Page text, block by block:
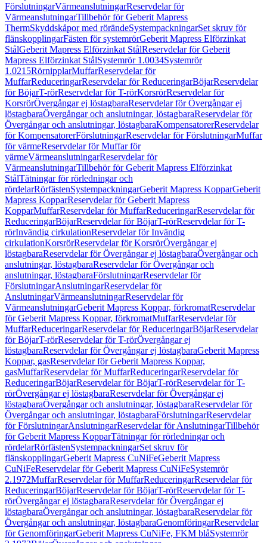
FörslutningarVärmeanslutningarReservdelar för
VärmeanslutningarTillbehör för Geberit Mapress
ThermSkyddskåpor med rörändeSystempackningarSet skruv för
flänskopplingarFästen för systemrörGeberit Mapress Elförzinkat
StålGeberit Mapress Elförzinkat StålReservdelar för Geberit
Mapress Elförzinkat StålSystemrör 1.0034Systemrör
1.0215RörnipplarMuffarReservdelar för
MuffarReduceringarReservdelar för ReduceringarBöjarReservdelar
för BöjarT-rörReservdelar för T-rörKorsrörReservdelar för
KorsrörÖvergångar ej löstagbaraReservdelar för Övergångar ej
löstagbaraÖvergångar och anslutningar, löstagbaraReservdelar för
Övergångar och anslutningar, löstagbaraKompensatorerReservdelar
för KompensatorerFörslutningarReservdelar för FörslutningarMuffar
för värmeReservdelar för Muffar för
värmeVärmeanslutningarReservdelar för
VärmeanslutningarTillbehör för Geberit Mapress Elförzinkat
StålTätningar för rörledningar och
rördelarRörfästenSystempackningarGeberit Mapress KopparGeberit
Mapress KopparReservdelar för Geberit Mapress
KopparMuffarReservdelar för MuffarReduceringarReservdelar för
ReduceringarBöjarReservdelar för BöjarT-rörReservdelar för T-
rörInvändig cirkulationReservdelar för Invändig
cirkulationKorsrörReservdelar för KorsrörÖvergångar ej
löstagbaraReservdelar för Övergångar ej löstagbaraÖvergångar och
anslutningar, löstagbaraReservdelar för Övergångar och
anslutningar, löstagbaraFörslutningarReservdelar för
FörslutningarAnslutningarReservdelar för
AnslutningarVärmeanslutningarReservdelar för
VärmeanslutningarGeberit Mapress Koppar, förkromatReservdelar
för Geberit Mapress Koppar, förkromatMuffarReservdelar för
MuffarReduceringarReservdelar för ReduceringarBöjarReservdelar
för BöjarT-rörReservdelar för T-rörÖvergångar ej
löstagbaraReservdelar för Övergångar ej löstagbaraGeberit Mapress
Koppar, gasReservdelar för Geberit Mapress Koppar,
gasMuffarReservdelar för MuffarReduceringarReservdelar för
ReduceringarBöjarReservdelar för BöjarT-rörReservdelar för T-
rörÖvergångar ej löstagbaraReservdelar för Övergångar ej
löstagbaraÖvergångar och anslutningar, löstagbaraReservdelar för
Övergångar och anslutningar, löstagbaraFörslutningarReservdelar
för FörslutningarAnslutningarReservdelar för AnslutningarTillbehör
för Geberit Mapress KopparTätningar för rörledningar och
rördelarRörfästenSystempackningarSet skruv för
flänskopplingarGeberit Mapress CuNiFeGeberit Mapress
CuNiFeReservdelar för Geberit Mapress CuNiFeSystemrör
2.1972MuffarReservdelar för MuffarReduceringarReservdelar för
ReduceringarBöjarReservdelar för BöjarT-rörReservdelar för T-
rörÖvergångar ej löstagbaraReservdelar för Övergångar ej
löstagbaraÖvergångar och anslutningar, löstagbaraReservdelar för
Övergångar och anslutningar, löstagbaraGenomföringarReservdelar
för GenomföringarGeberit Mapress CuNiFe, FKM blåSystemrör